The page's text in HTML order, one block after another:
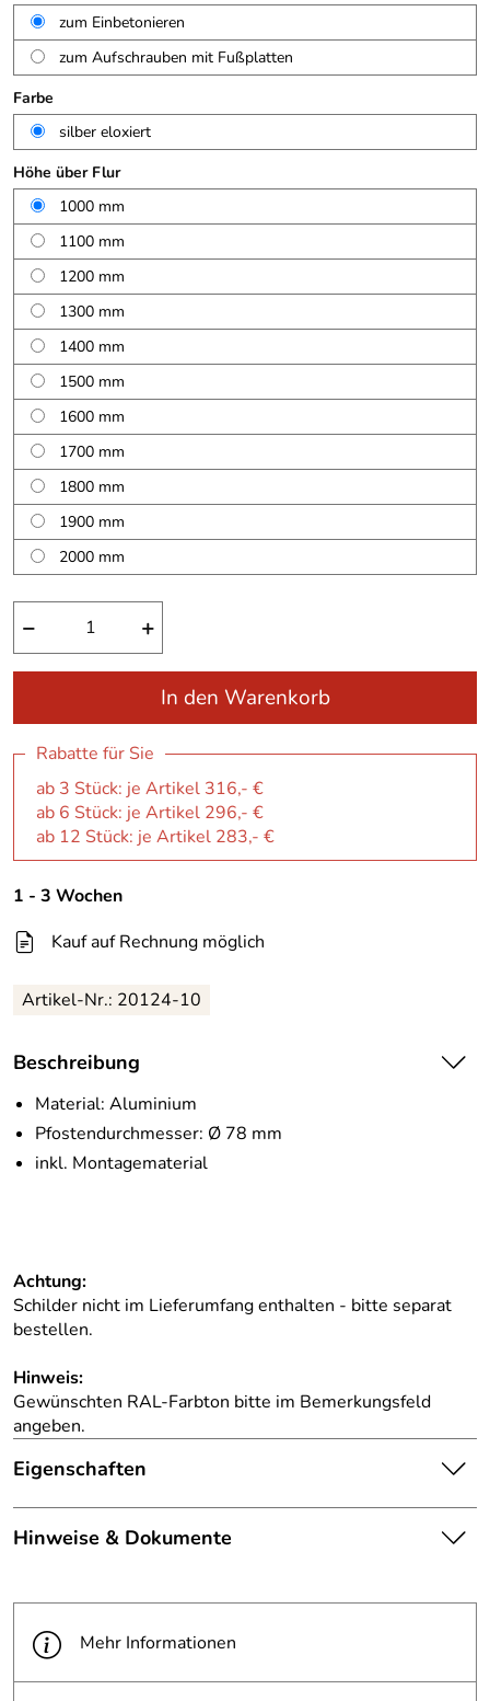
zum Einbetonieren
zum Aufschrauben mit Fußplatten
Farbe
silber eloxiert
Höhe über Flur
1000 mm
1100 mm
1200 mm
1300 mm
1400 mm
1500 mm
1600 mm
1700 mm
1800 mm
1900 mm
2000 mm
− +
In den Warenkorb
Rabatte für Sie
ab 3 Stück: je Artikel 316,- €
ab 6 Stück: je Artikel 296,- €
ab 12 Stück: je Artikel 283,- €
1 - 3 Wochen
Kauf auf Rechnung möglich
Artikel-Nr.: 20124-10
Beschreibung
Material: Aluminium
Pfostendurchmesser: Ø 78 mm
inkl. Montagematerial
Achtung:
Schilder nicht im Lieferumfang enthalten - bitte separat
bestellen.
Hinweis:
Gewünschten RAL-Farbton bitte im Bemerkungsfeld
angeben.
Eigenschaften
beispielhaft zu verstehen und
Textbeschreibung.
Befestigung:
zum Einbetonieren
Hinweise & Dokumente
PDF 2 RAL-Farbtöne (1.490kB)
Mehr Informationen